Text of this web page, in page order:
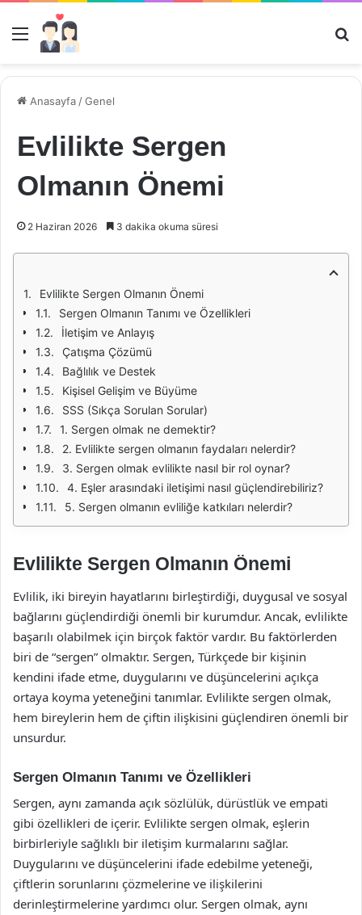
Menü
Anasayfa /Genel
Evlilikte Sergen
Olmanın Önemi
2 Haziran 2026 3 dakika okuma süresi
Evlilikte Sergen Olmanın Önemi
Sergen Olmanın Tanımı ve Özellikleri
İletişim ve Anlayış
Çatışma Çözümü
Bağlılık ve Destek
Kişisel Gelişim ve Büyüme
SSS (Sıkça Sorulan Sorular)
1. Sergen olmak ne demektir?
2. Evlilikte sergen olmanın faydaları nelerdir?
3. Sergen olmak evlilikte nasıl bir rol oynar?
4. Eşler arasındaki iletişimi nasıl güçlendirebiliriz?
5. Sergen olmanın evliliğe katkıları nelerdir?
Evlilikte Sergen Olmanın Önemi
Evlilik, iki bireyin hayatlarını birleştirdiği, duygusal ve sosyal
bağlarını güçlendirdiği önemli bir kurumdur. Ancak, evlilikte
başarılı olabilmek için birçok faktör vardır. Bu faktörlerden
biri de “sergen” olmaktır. Sergen, Türkçede bir kişinin
kendini ifade etme, duygularını ve düşüncelerini açıkça
ortaya koyma yeteneğini tanımlar. Evlilikte sergen olmak,
hem bireylerin hem de çiftin ilişkisini güçlendiren önemli bir
unsurdur.
Sergen Olmanın Tanımı ve Özellikleri
Sergen, aynı zamanda açık sözlülük, dürüstlük ve empati
gibi özellikleri de içerir. Evlilikte sergen olmak, eşlerin
birbirleriyle sağlıklı bir iletişim kurmalarını sağlar.
Duygularını ve düşüncelerini ifade edebilme yeteneği,
çiftlerin sorunlarını çözmelerine ve ilişkilerini
derinleştirmelerine yardımcı olur. Sergen olmak, aynı